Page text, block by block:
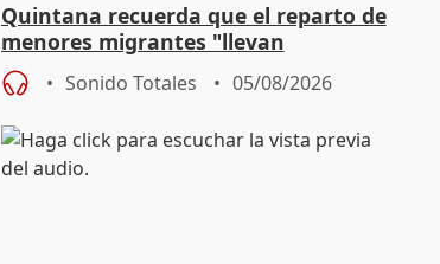
Quintana recuerda que el reparto de
menores migrantes "llevan
aportación del Gobierno" central
Sonido Totales 05/08/2026